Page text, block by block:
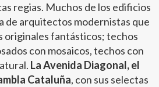
regias. Muchos de los edificios
de arquitectos modernistas que
originales fantásticos; techos
con mosaicos, techos con
La Avenida Diagonal, el
Cataluña, con sus selectas